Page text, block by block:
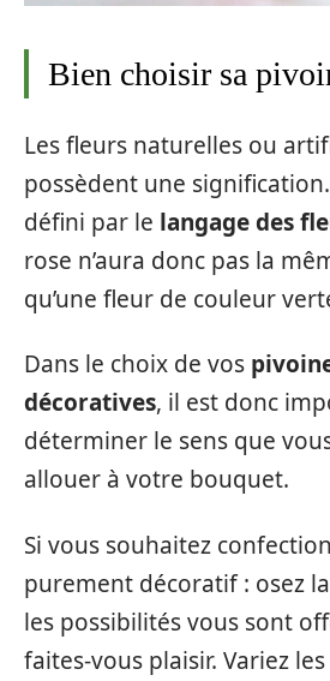
Bien choisir sa
Les fleurs naturelles ou
possèdent une
défini par le langage des
rose n’aura donc pas la
qu’une fleur de couleur
Dans le choix de vos
décoratives, il est donc
déterminer le sens que
allouer à votre bouquet.
Si vous souhaitez
purement décoratif : osez
les possibilités vous sont
faites-vous plaisir. Variez